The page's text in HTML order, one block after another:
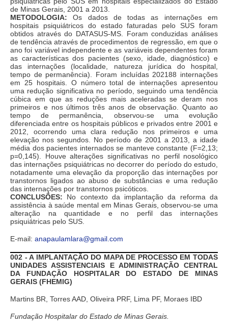
de Minas Gerais, 2001 a 2013.
METODOLOGIA: Os dados de todas as internações em
hospitais psiquiátricos do estado faturadas pelo SUS foram
obtidos através do DATASUS-MS. Foram conduzidas análises
de tendência através de procedimentos de regressão, em que o
ano foi variável independente e as variáveis dependentes foram
as características dos pacientes (sexo, idade, diagnóstico) e
das internações (localidade, natureza jurídica do hospital,
tempo de permanência). Foram incluídas 202188 internações
em 25 hospitais. O número total de internações apresentou
uma redução significativa no período, seguindo uma tendência
cúbica em que as reduções mais aceleradas se deram nos
primeiros e nos últimos três anos de observação. Quanto ao
tempo de permanência, observou-se uma evolução
diferenciada entre os hospitais públicos e privados entre 2001 e
2012, ocorrendo uma clara redução nos primeiros e uma
elevação nos segundos. No período de 2001 a 2013, a idade
média dos pacientes internados se manteve constante (F=2,13;
p=0,145). Houve alterações significativas no perfil nosológico
das internações psiquiátricas no decorrer do período do estudo,
notadamente uma elevação da proporção das internações por
transtornos ligados ao abuso de substâncias e uma redução
das internações por transtornos psicóticos.
CONCLUSÕES: No contexto da implantação da reforma da
assistência à saúde mental em Minas Gerais, observou-se uma
alteração na quantidade e no perfil das internações
psiquiátricas pelo SUS.
E-mail: anapaulamlara@gmail.com
002 - A IMPLANTAÇÃO DO MAPA DE PROCESSO EM TODAS
UNIDADES ASSISTENCIAIS E ADMINISTRAÇÃO CENTRAL
DA FUNDAÇÃO HOSPITALAR DO ESTADO DE MINAS
GERAIS (FHEMIG)
Martins BR, Torres AAD, Oliveira PRF, Lima PF, Moraes IBD
Fundação Hospitalar do Estado de Minas Gerais.